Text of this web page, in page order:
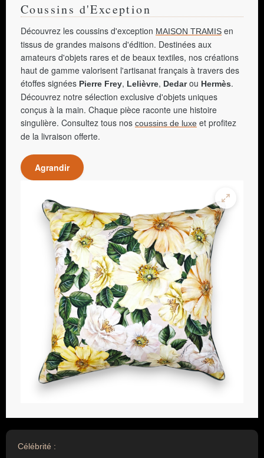
Coussins d'Exception
Découvrez les coussins d'exception MAISON TRAMIS en
tissus de grandes maisons d'édition. Destinées aux
amateurs d'objets rares et de beaux textiles, nos créations
haut de gamme valorisent l'artisanat français à travers des
étoffes signées Pierre Frey, Lelièvre, Dedarou Hermès.
Découvrez notre sélection exclusive d'objets uniques
conçus à la main. Chaque pièce raconte une histoire
singulière. Consultez tous nos coussins de luxe et profitez
de la livraison offerte.
Agrandir
Célébrité :